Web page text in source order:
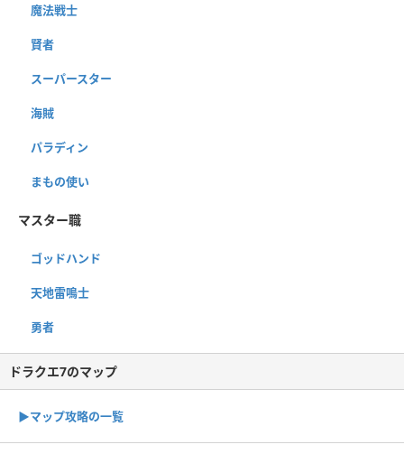
魔法戦士
賢者
スーパースター
海賊
パラディン
まもの使い
マスター職
ゴッドハンド
天地雷鳴士
勇者
ドラクエ7のマップ
▶︎マップ攻略の一覧